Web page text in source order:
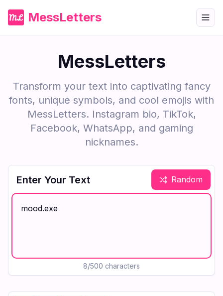
MessLetters
MessLetters
Transform your text into captivating fancy
fonts, unique symbols, and cool emojis with
MessLetters. Instagram bio, TikTok,
Facebook, WhatsApp, and gaming
nicknames.
Enter Your Text Random
8/500 characters